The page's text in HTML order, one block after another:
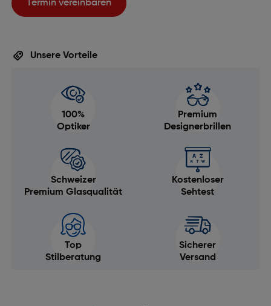
Termin vereinbaren
Unsere Vorteile
100%
Optiker
Premium
Designerbrillen
Schweizer
Premium Glasqualität
Kostenloser
Sehtest
Top
Stilberatung
Sicherer
Versand